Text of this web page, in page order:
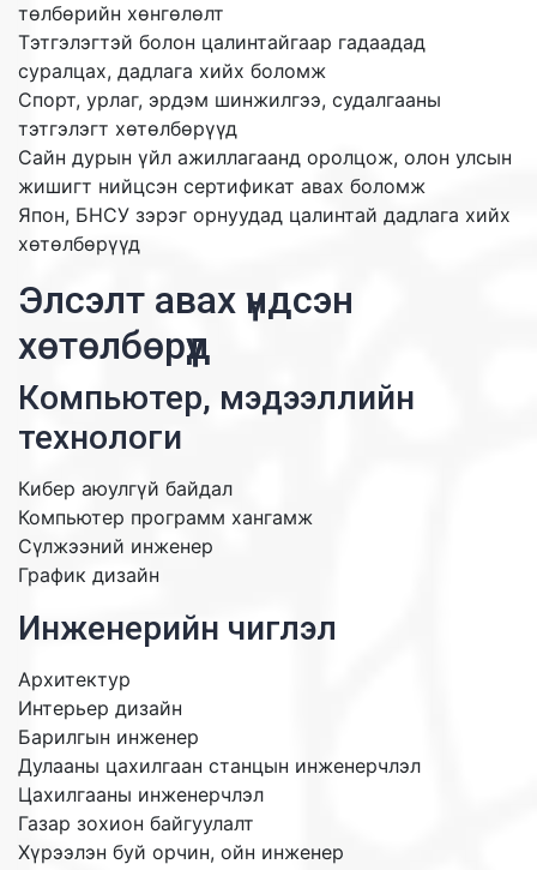
төлбөрийн хөнгөлөлт
Тэтгэлэгтэй болон цалинтайгаар гадаадад
суралцах, дадлага хийх боломж
Спорт, урлаг, эрдэм шинжилгээ, судалгааны
тэтгэлэгт хөтөлбөрүүд
Сайн дурын үйл ажиллагаанд оролцож, олон улсын
жишигт нийцсэн сертификат авах боломж
Япон, БНСУ зэрэг орнуудад цалинтай дадлага хийх
хөтөлбөрүүд
Элсэлт авах үндсэн
хөтөлбөрүүд
Компьютер, мэдээллийн
технологи
Кибер аюулгүй байдал
Компьютер программ хангамж
Сүлжээний инженер
График дизайн
Инженерийн чиглэл
Архитектур
Интерьер дизайн
Барилгын инженер
Дулааны цахилгаан станцын инженерчлэл
Цахилгааны инженерчлэл
Газар зохион байгуулалт
Хүрээлэн буй орчин, ойн инженер